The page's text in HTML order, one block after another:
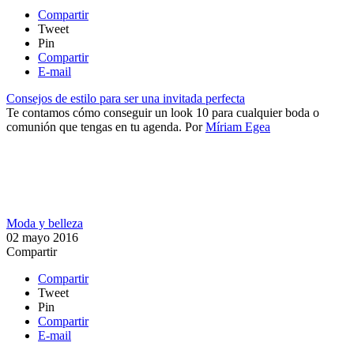
Compartir
Tweet
Pin
Compartir
E-mail
Consejos de estilo para ser una invitada perfecta
Te contamos cómo conseguir un look 10 para cualquier boda o
comunión que tengas en tu agenda. PorMíriam Egea
Moda y belleza
02 mayo 2016
Compartir
Compartir
Tweet
Pin
Compartir
E-mail